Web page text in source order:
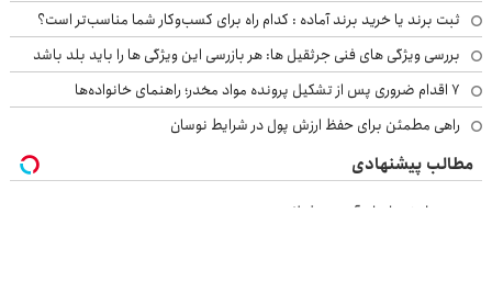
ثبت برند یا خرید برند آماده : کدام راه برای کسب‌وکار شما مناسب‌تر است؟
بررسی ویژگی های فنی جرثقیل ها: هر بازرسی این ویژگی ها را باید بلد باشد
۷ اقدام ضروری پس از تشکیل پرونده مواد مخدر؛ راهنمای خانواده‌ها
راهی مطمئن برای حفظ ارزش پول در شرایط نوسان
مطالب پیشنهادی
خرید مطمئن انواع آهن و فولاد